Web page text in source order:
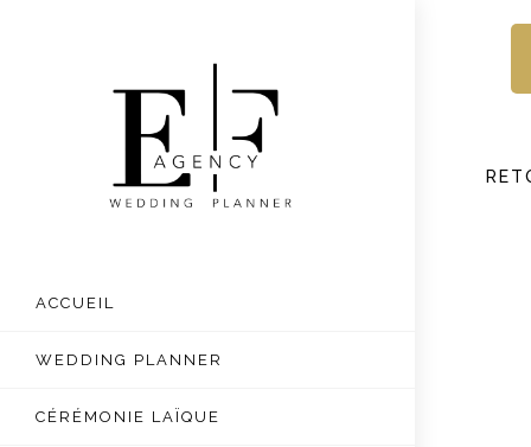
ACCUEIL
WEDDING PLANNER
CÉRÉMONIE LAÏQUE